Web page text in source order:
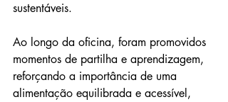
sustentáveis.
Ao longo da oficina, foram promovidos
momentos de partilha e aprendizagem,
reforçando a importância de uma
alimentação equilibrada e acessível,